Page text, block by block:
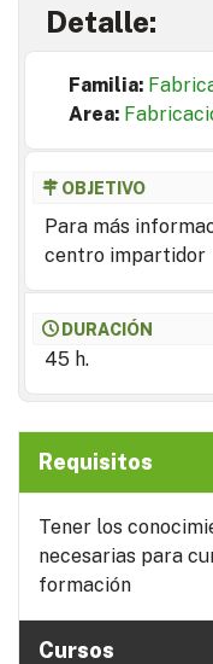
Detalle:
Familia:
Area:
OBJETIVO
Para más
centro impartidor
DURACIÓN
45 h.
Requisitos
Tener los
necesarias para
formación
Cursos